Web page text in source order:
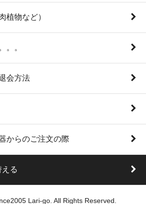
植物など）
。。
会方法
からのご注文の際
る
Lari-go. All Rights Reserved.